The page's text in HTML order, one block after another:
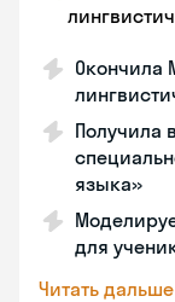
Окончила
Получила
языка»
для
Читать дальше